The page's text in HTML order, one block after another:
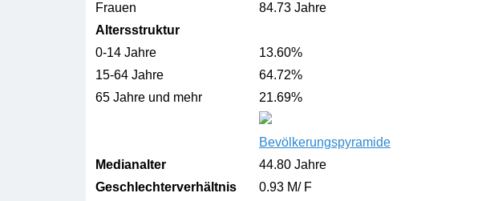
Frauen
84.73 Jahre
Altersstruktur
0-14 Jahre
13.60%
15-64 Jahre
64.72%
65 Jahre und mehr
21.69%
Bevölkerungspyramide
Medianalter
44.80 Jahre
Geschlechterverhältnis
0.93 M/ F